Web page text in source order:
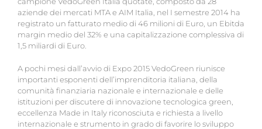
aziende dei mercati MTA e AIM Italia, nel I semestre 2014 ha
registrato un fatturato medio di 46 milioni di Euro, un Ebitda
margin medio del 32% e una capitalizzazione complessiva di
1,5 miliardi di Euro.
A pochi mesi dall’avvio di Expo 2015 VedoGreen riunisce
importanti esponenti dell’imprenditoria italiana, della
comunità finanziaria nazionale e internazionale e delle
istituzioni per discutere di innovazione tecnologica green,
eccellenza Made in Italy riconosciuta e richiesta a livello
internazionale e strumento in grado di favorire lo sviluppo